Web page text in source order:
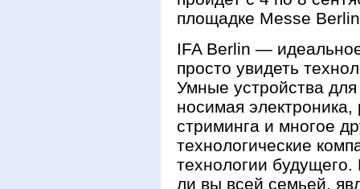
площадке Messe
IFA Berlin —
просто увидеть
Умные устройства
носимая
стриминга и многое
технологические
технологии
ли вы всей семьей,